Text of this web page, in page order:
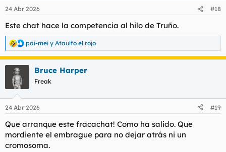
e
:
24 Abr 2026 #18
Este chat hace la competencia al hilo de Truño.
R
e
a
e
:
pai-mei y Ataulfo el rojo
Bruce Harper
Freak
24 Abr 2026 #19
Que arranque este fracachat! Como ha salido. Que
mordiente el embrague para no dejar atrás ni un
cromosoma.